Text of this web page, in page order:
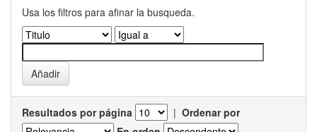
Usa los filtros para afinar la busqueda.
Resultados por página | Ordenar por